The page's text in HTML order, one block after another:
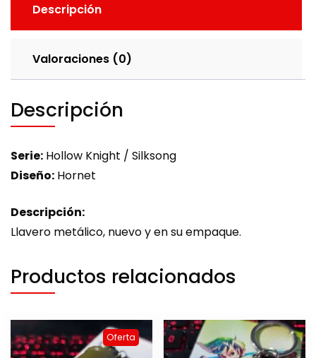
Descripción
Valoraciones (0)
Descripción
Serie: Hollow Knight / Silksong
Diseño: Hornet
Descripción:
Llavero metálico, nuevo y en su empaque.
Productos relacionados
Oferta